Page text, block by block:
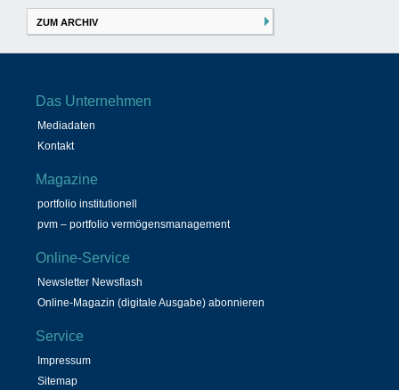
ZUM ARCHIV
Das Unternehmen
Mediadaten
Kontakt
Magazine
portfolio institutionell
pvm – portfolio vermögensmanagement
Online-Service
Newsletter Newsflash
Online-Magazin (digitale Ausgabe) abonnieren
Service
Impressum
Sitemap